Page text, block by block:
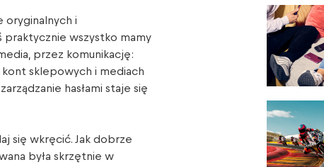
oryginalnych i
praktycznie wszystko mamy
przez komunikację:
kont sklepowych i mediach
hasłami staje się
się wkręcić. Jak dobrze
była skrzętnie w